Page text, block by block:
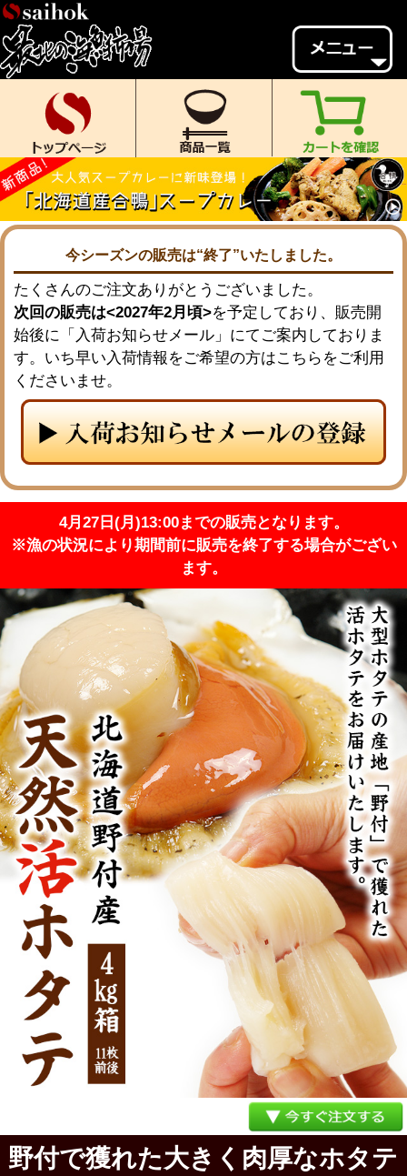
会員様メニュー
ゲスト
様、
いらっしゃいませ。
ご来店ありがとうございます。
新規会員登録 ログイン
MYページ MYクーポン
ポイント履歴 お気に入り
レビュー投稿 閲覧履歴
当店について
初めての方へ 送料・お支払い
返品について ご利用ガイド
メルマガ登録 お問合せ
今シーズンの販売は“終了”いたしました。
たくさんのご注文ありがとうございました。
次回の販売は<2027年2月頃>を予定しており、販売開
始後に「入荷お知らせメール」にてご案内しておりま
す。いち早い入荷情報をご希望の方はこちらをご利用
くださいませ。
4月27日(月)13:00までの販売となります。
※漁の状況により期間前に販売を終了する場合がござい
ます。
野付で獲れた大きく肉厚なホタテ